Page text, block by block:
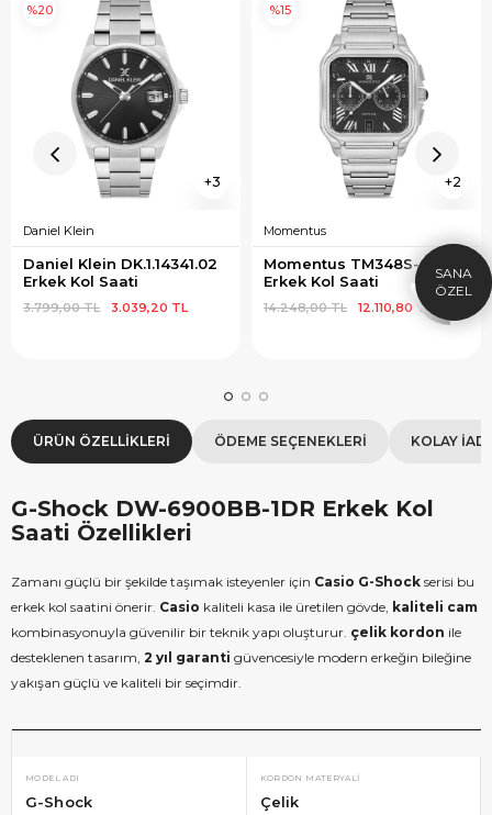
3
Daniel Klein
Daniel Klein DK.1.14341.02
Erkek Kol Saati
3.039,20 TL
3.799,00 TL
%20
2
Momentus
Momentus TM348S-04SS
Erkek Kol Saati
12.110,80 TL
14.248,00 TL
%15
ÜRÜN ÖZELLIKLERI ÖDEME SEÇENEKLERI KOLAY
G-Shock DW-6900BB-1DR Erkek Kol
Saati Özellikleri
Zamanı güçlü bir şekilde taşımak isteyenler için Casio G-Shock serisi bu
erkek kol saatini önerir. Casio kaliteli kasa ile üretilen gövde, kaliteli cam
kombinasyonuyla güvenilir bir teknik yapı oluşturur. çelik kordon ile
desteklenen tasarım, 2 yıl garanti güvencesiyle modern erkeğin bileğine
yakışan güçlü ve kaliteli bir seçimdir.
MODEL ADI
G-Shock
KORDON MATERYALI
Çelik
HEDIYE
ÇEKI
SEPETTE İNDİRİM
9.999 TL üzeri alışverişe özel
HEDIYE1000
KOPYALA